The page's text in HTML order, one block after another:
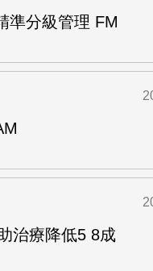
準分級管理 FM
治療降低5 8成